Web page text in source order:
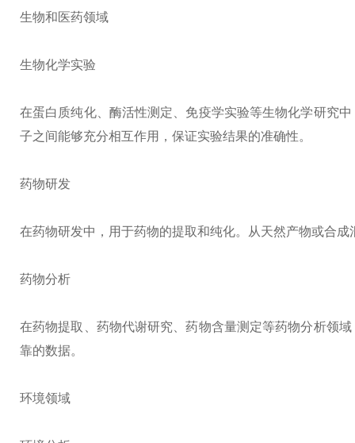
生物和医药领域
生物化学实验
在蛋白质纯化、酶活性测定、免疫学实验等生物化学研究
子之间能够充分相互作用，保证实验结果的准确性。
药物研发
在药物研发中，用于药物的提取和纯化。从天然产物或合
药物分析
在药物提取、药物代谢研究、药物含量测定等药物分析领
靠的数据。
环境领域